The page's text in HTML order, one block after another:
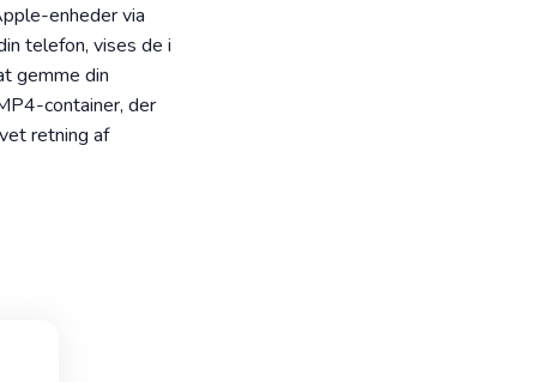
enheder via
telefon, vises de i
gemme din
container, der
retning af